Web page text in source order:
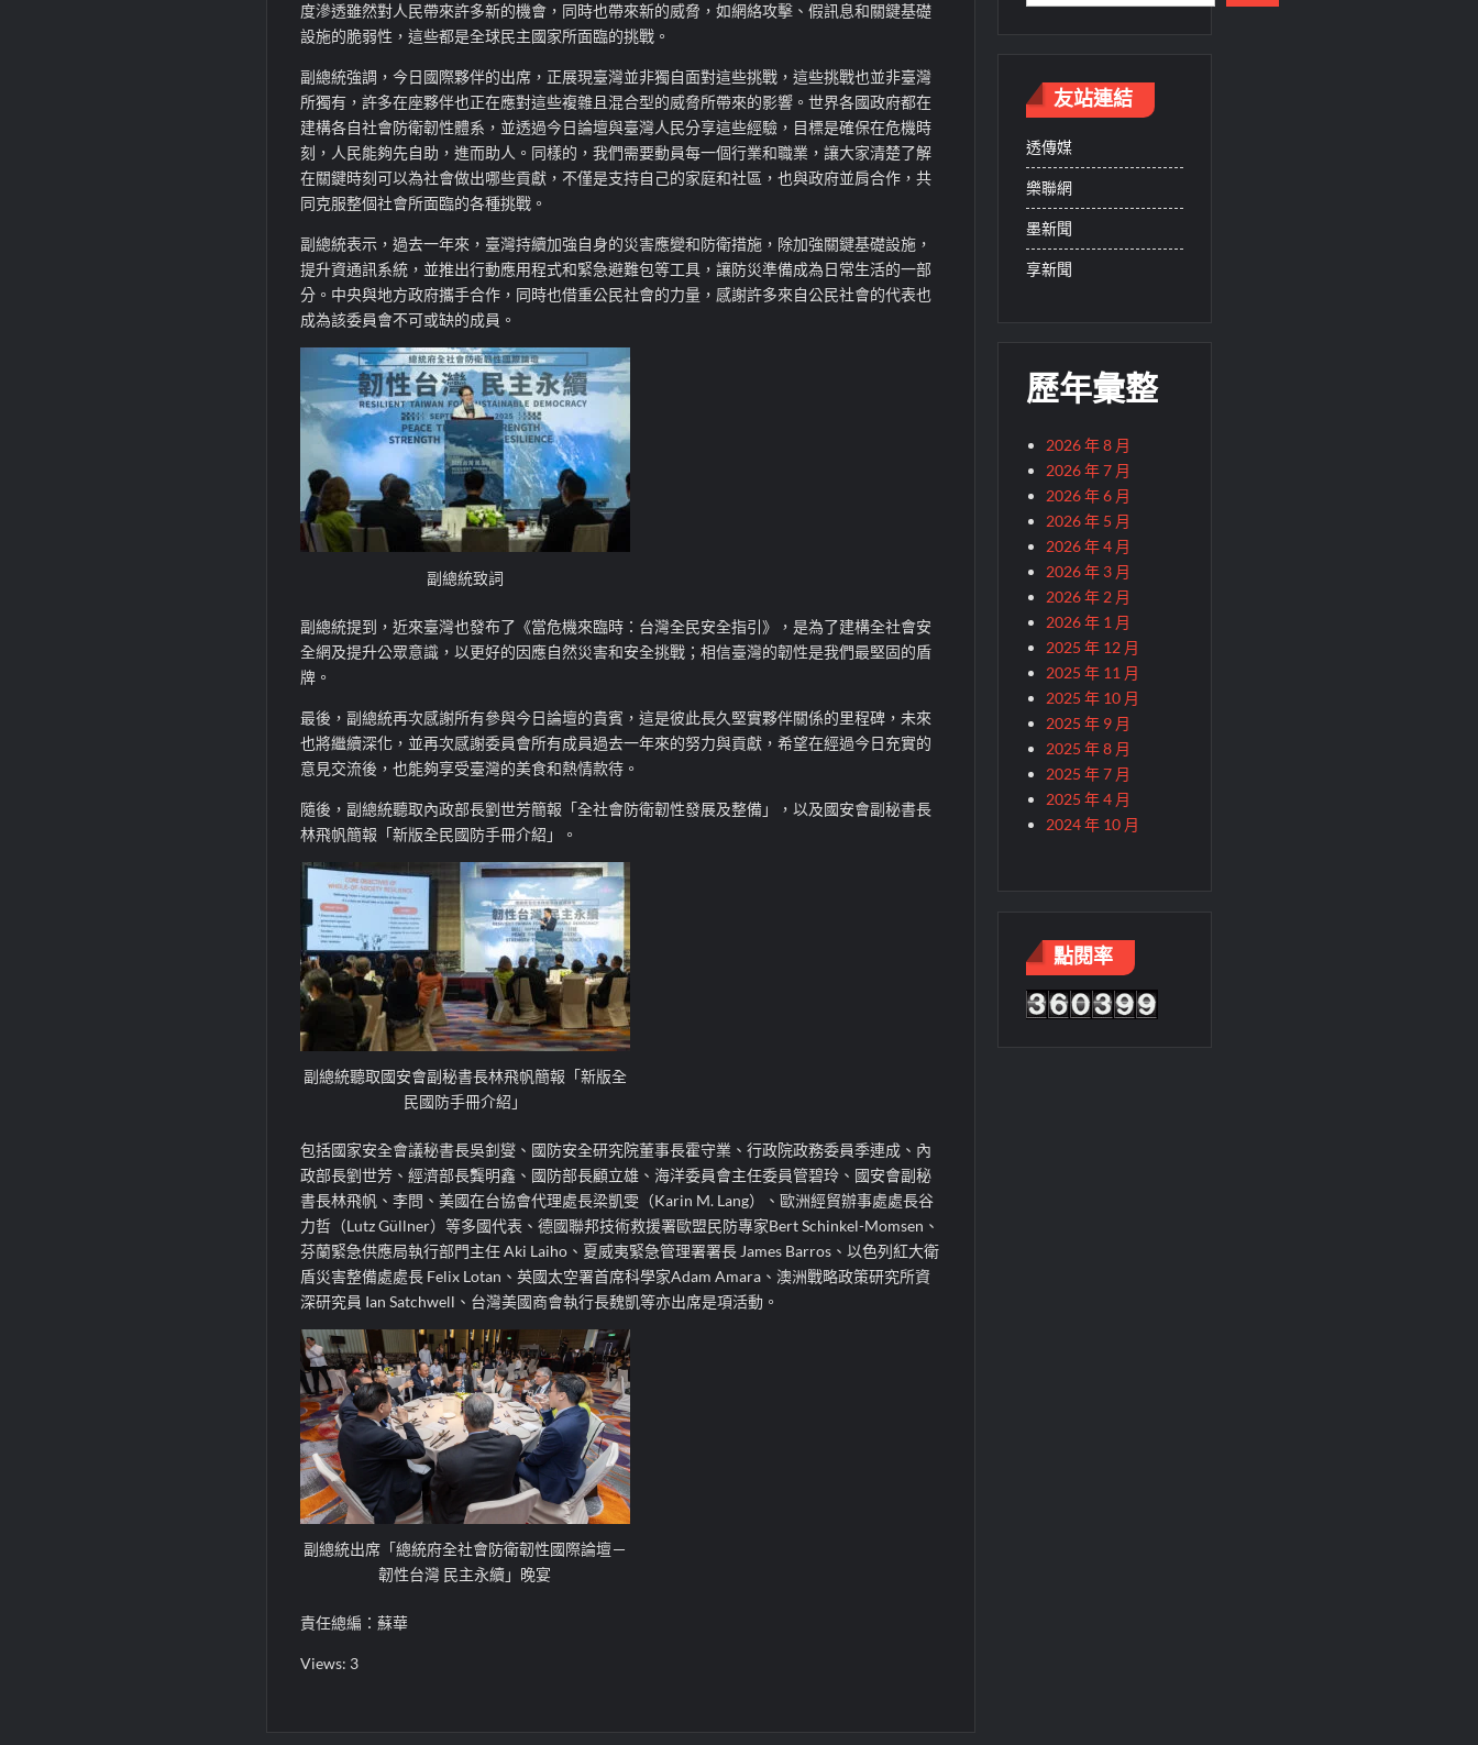
度滲透雖然對人民帶來許多新的機會，同時也帶來新的威脅，如網絡攻擊、假訊息和關鍵基礎
設施的脆弱性，這些都是全球民主國家所面臨的挑戰。
副總統強調，今日國際夥伴的出席，正展現臺灣並非獨自面對這些挑戰，這些挑戰也並非臺灣
所獨有，許多在座夥伴也正在應對這些複雜且混合型的威脅所帶來的影響。世界各國政府都在
建構各自社會防衛韌性體系，並透過今日論壇與臺灣人民分享這些經驗，目標是確保在危機時
刻，人民能夠先自助，進而助人。同樣的，我們需要動員每一個行業和職業，讓大家清楚了解
在關鍵時刻可以為社會做出哪些貢獻，不僅是支持自己的家庭和社區，也與政府並肩合作，共
同克服整個社會所面臨的各種挑戰。
副總統表示，過去一年來，臺灣持續加強自身的災害應變和防衛措施，除加強關鍵基礎設施，
提升資通訊系統，並推出行動應用程式和緊急避難包等工具，讓防災準備成為日常生活的一部
分。中央與地方政府攜手合作，同時也借重公民社會的力量，感謝許多來自公民社會的代表也
成為該委員會不可或缺的成員。
副總統致詞
副總統提到，近來臺灣也發布了《當危機來臨時：台灣全民安全指引》，是為了建構全社會安
全網及提升公眾意識，以更好的因應自然災害和安全挑戰；相信臺灣的韌性是我們最堅固的盾
牌。
最後，副總統再次感謝所有參與今日論壇的貴賓，這是彼此長久堅實夥伴關係的里程碑，未來
也將繼續深化，並再次感謝委員會所有成員過去一年來的努力與貢獻，希望在經過今日充實的
意見交流後，也能夠享受臺灣的美食和熱情款待。
隨後，副總統聽取內政部長劉世芳簡報「全社會防衛韌性發展及整備」，以及國安會副秘書長
林飛帆簡報「新版全民國防手冊介紹」。
副總統聽取國安會副秘書長林飛帆簡報「新版全
民國防手冊介紹」
包括國家安全會議秘書長吳釗燮、國防安全研究院董事長霍守業、行政院政務委員季連成、內
政部長劉世芳、經濟部長龔明鑫、國防部長顧立雄、海洋委員會主任委員管碧玲、國安會副秘
書長林飛帆、李問、美國在台協會代理處長梁凱雯（Karin M. Lang）、歐洲經貿辦事處處長谷
力哲（Lutz Güllner）等多國代表、德國聯邦技術救援署歐盟民防專家Bert Schinkel-Momsen、
芬蘭緊急供應局執行部門主任 Aki Laiho、夏威夷緊急管理署署長 James Barros、以色列紅大衛
盾災害整備處處長 Felix Lotan、英國太空署首席科學家Adam Amara、澳洲戰略政策研究所資
深研究員 Ian Satchwell、台灣美國商會執行長魏凱等亦出席是項活動。
副總統出席「總統府全社會防衛韌性國際論壇－
韌性台灣 民主永續」晚宴
責任總編：蘇華
Views: 3
友站連結
透傳媒
樂聯網
墨新聞
享新聞
歷年彙整
2026 年 8 月
2026 年 7 月
2026 年 6 月
2026 年 5 月
2026 年 4 月
2026 年 3 月
2026 年 2 月
2026 年 1 月
2025 年 12 月
2025 年 11 月
2025 年 10 月
2025 年 9 月
2025 年 8 月
2025 年 7 月
2025 年 4 月
2024 年 10 月
點閱率